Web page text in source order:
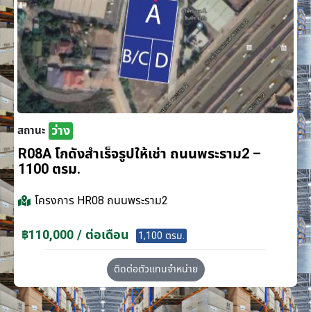
สถานะ ว่าง
R08A โกดังสำเร็จรูปให้เช่า ถนนพระราม2 –
1100 ตรม.
โครงการ HR08 ถนนพระราม2
฿110,000 / ต่อเดือน 1,100 ตรม.
ติดต่อตัวแทนจำหน่าย